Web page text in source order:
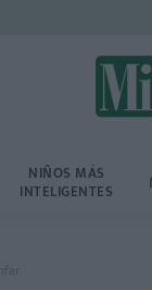
NIÑOS MÁS
INTELIGENTES